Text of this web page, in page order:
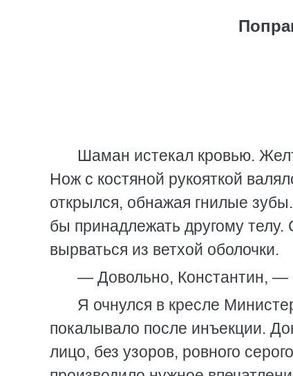
Шаман истекал кровью.
Нож с костяной рукояткой
открылся, обнажая гнилые
бы принадлежать другому
вырваться из ветхой оболочки.
— Довольно, Константин, —
Я очнулся в кресле
покалывало после инъекции.
лицо, без узоров, ровного